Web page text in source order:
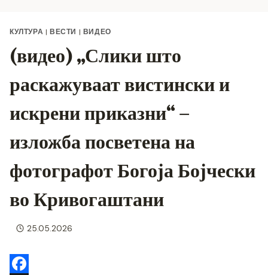
КУЛТУРА | ВЕСТИ | ВИДЕО
(видео) „Слики што
раскажуваат вистински и
искрени приказни“ –
изложба посветена на
фотографот Богоја Бојчески
во Кривогаштани
25.05.2026